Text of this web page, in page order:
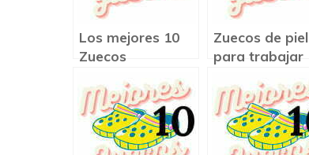
Los mejores 10
Zuecos
Zuecos de piel
para trabajar